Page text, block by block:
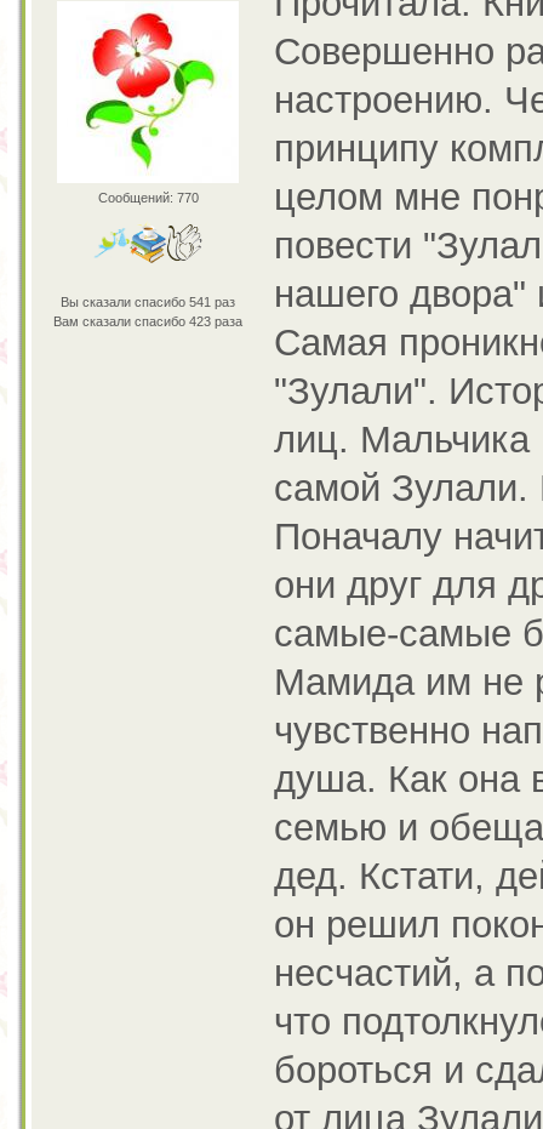
Сообщений: 770
Вы сказали спасибо 541 раз
Вам сказали спасибо 423 раза
Совершенно
настроению.
принципу
целом мне
повести
нашего двора"
Самая
"Зулали".
лиц.
самой
Поначалу
они друг для
самые-самые
Мамида им не
чувственно
душа. Как она
семью и
дед. Кстати,
он решил
несчастий, а
что
бороться и
от лица